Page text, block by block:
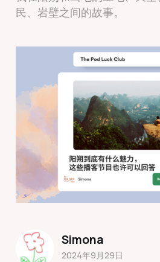
民、岩壁之间的故事。
Simona
2024年9月29日